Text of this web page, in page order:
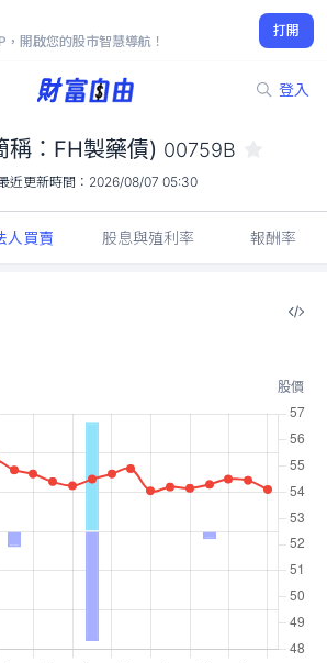
，開啟您的股市智慧導航！
打開
登入
(原簡稱：FH製藥債) 00759B
54.10
-0.64%
稱：FH製藥債) 00759B
近更新時間： 2026/08/07 05:30
人買賣 股息與殖利率 報酬率